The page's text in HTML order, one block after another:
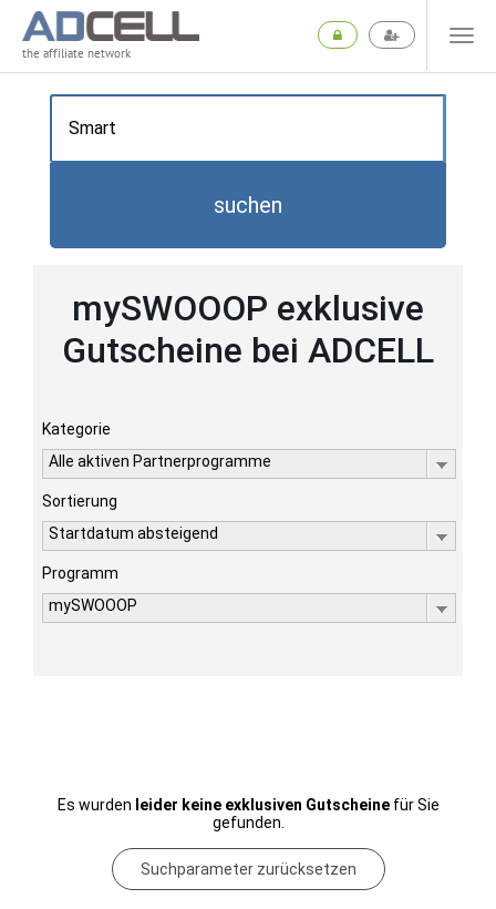
the affiliate network
suchen
mySWOOOP exklusive
Gutscheine bei ADCELL
Kategorie
Alle aktiven Partnerprogramme
Sortierung
Startdatum absteigend
Programm
mySWOOOP
Es wurden leider keine exklusiven Gutscheinefür Sie
gefunden.
Suchparameter zurücksetzen